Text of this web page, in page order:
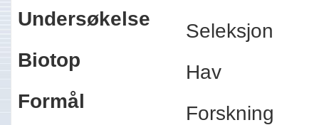
Undersøkelse
Seleksjon
Biotop
Hav
Formål
Forskning